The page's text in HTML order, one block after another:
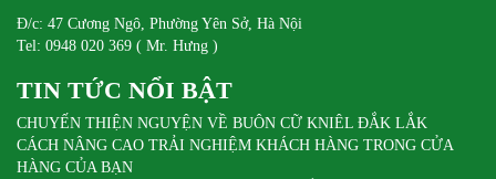
Đ/c: 47 Cương Ngô, Phường Yên Sở, Hà Nội
Tel: 0948 020 369 ( Mr. Hưng )
TIN TỨC NỔI BẬT
CHUYẾN THIỆN NGUYỆN VỀ BUÔN CỮ KNIÊL ĐẮK LẮK
CÁCH NÂNG CAO TRẢI NGHIỆM KHÁCH HÀNG TRONG CỬA
HÀNG CỦA BẠN